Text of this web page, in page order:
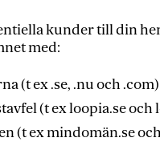
kunder till din
med:
(t ex .se, .nu och .com)
(t ex loopia.se och
(t ex mindomän.se